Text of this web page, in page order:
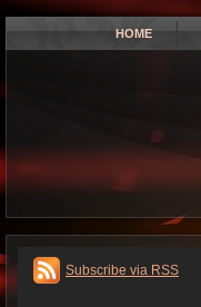
HOME
Subscribe via RSS